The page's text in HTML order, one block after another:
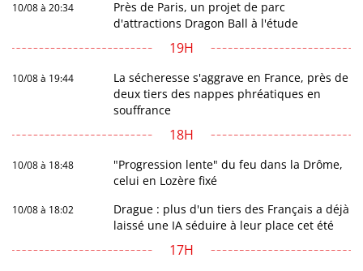
10/08 à 20:34
Près de Paris, un projet de parc
d'attractions Dragon Ball à l'étude
19H
10/08 à 19:44
La sécheresse s'aggrave en France, près de
deux tiers des nappes phréatiques en
souffrance
18H
10/08 à 18:48
"Progression lente" du feu dans la Drôme,
celui en Lozère fixé
10/08 à 18:02
Drague : plus d'un tiers des Français a déjà
laissé une IA séduire à leur place cet été
17H